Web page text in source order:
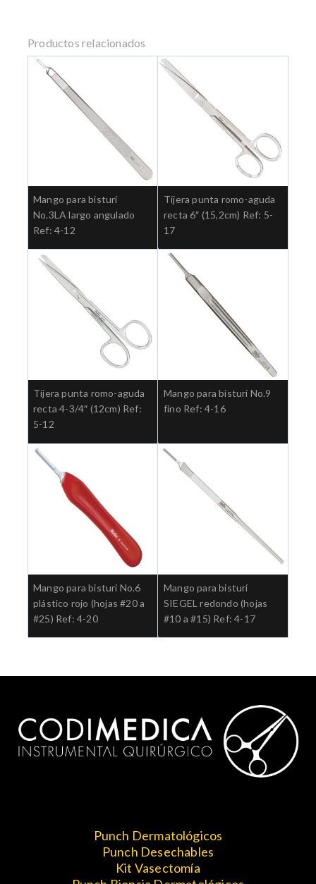
Productos relacionados
Mango para bisturí
No.3LA largo angulado
Ref: 4-12
Tijera punta romo-aguda
recta 6″ (15,2cm) Ref: 5-
17
Tijera punta romo-aguda
recta 4-3/4″ (12cm) Ref:
5-12
Mango para bisturí No.9
fino Ref: 4-16
Mango para bisturi No.6
plástico rojo (hojas #20 a
#25) Ref: 4-20
Mango para bisturí
SIEGEL redondo (hojas
#10 a #15) Ref: 4-17
Punch Dermatológicos
Punch Desechables
Kit Vasectomía